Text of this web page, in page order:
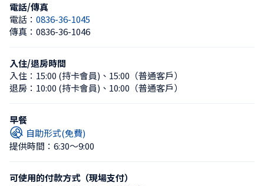
電話/傳真
電話： 0836-36-1045
傳真： 0836-36-1046
入住/退房時間
入住： 15:00 (持卡會員) 、 15:00（普通客戶）
退房： 10:00 (持卡會員) 、 10:00（普通客戶）
早餐
自助形式(免費)
提供時間：6:30〜9:00
可使用的付款方式（現場支付）